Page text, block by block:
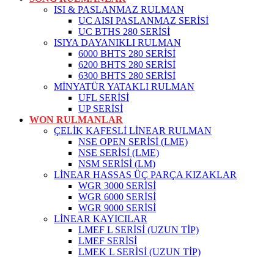
ISI & PASLANMAZ RULMAN
UC AISI PASLANMAZ SERİSİ
UC BTHS 280 SERİSİ
ISIYA DAYANIKLI RULMAN
6000 BHTS 280 SERİSİ
6200 BHTS 280 SERİSİ
6300 BHTS 280 SERİSİ
MİNYATÜR YATAKLI RULMAN
UFL SERİSİ
UP SERİSİ
WON RULMANLAR
ÇELİK KAFESLİ LİNEAR RULMAN
NSE OPEN SERİSİ (LME)
NSE SERİSİ (LME)
NSM SERİSİ (LM)
LİNEAR HASSAS ÜÇ PARÇA KIZAKLAR
WGR 3000 SERİSİ
WGR 6000 SERİSİ
WGR 9000 SERİSİ
LİNEAR KAYICILAR
LMEF L SERİSİ (UZUN TİP)
LMEF SERİSİ
LMEK L SERİSİ (UZUN TİP)